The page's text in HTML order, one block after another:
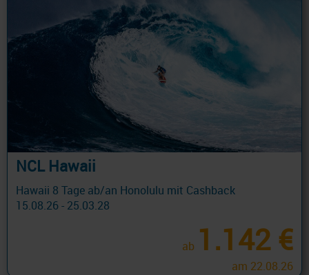
NCL Hawaii
Hawaii 8 Tage ab/an Honolulu mit Cashback
15.08.26 - 25.03.28
ab 1.142 €
am 22.08.26